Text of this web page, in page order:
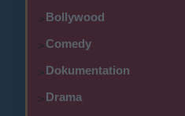
>Bollywood
>Comedy
>Dokumentation
>Drama